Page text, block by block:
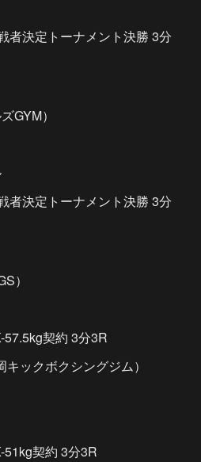
決定トーナメント決勝 3分
GYM）
決定トーナメント決勝 3分
）
契約 3分3R
ックボクシングジム）
契約 3分3R